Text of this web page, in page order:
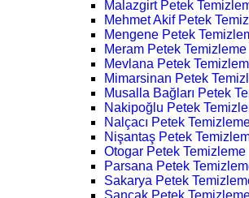
Malazgirt Petek
Mehmet Akif Petek
Mengene Petek
Meram Petek Temizleme
Mevlana Petek
Mimarsinan Petek
Musalla Bağları Petek
Nakipoğlu Petek
Nalçacı Petek
Nişantaş Petek
Otogar Petek Temizleme
Parsana Petek
Sakarya Petek